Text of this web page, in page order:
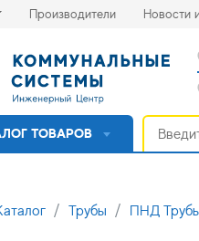
Производители(current)Новости
ТОВАРОВ
Трубы ПНД